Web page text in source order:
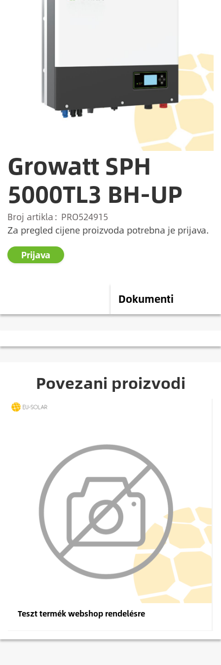
Growatt SPH
5000TL3 BH-UP
Broj artikla
PRO524915
Za pregled cijene proizvoda potrebna je prijava.
Prijava
Dokumenti
Povezani proizvodi
Teszt termék webshop rendelésre